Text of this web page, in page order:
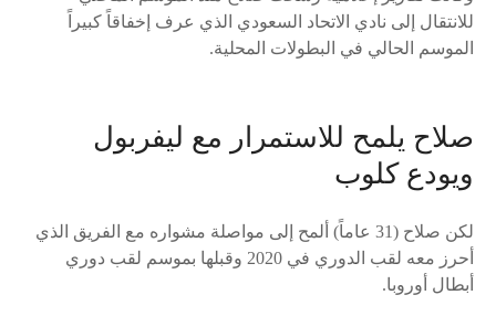
للانتقال إلى نادي الاتحاد السعودي الذي عرف إخفاقاً كبيراً
الموسم الحالي في البطولات المحلية.
صلاح يلمح للاستمرار مع ليفربول
ويودع كلوب
لكن صلاح (31 عاماً) ألمح إلى مواصلة مشواره مع الفريق الذي
أحرز معه لقب الدوري في 2020 وقبلها بموسم لقب دوري
أبطال أوروبا.